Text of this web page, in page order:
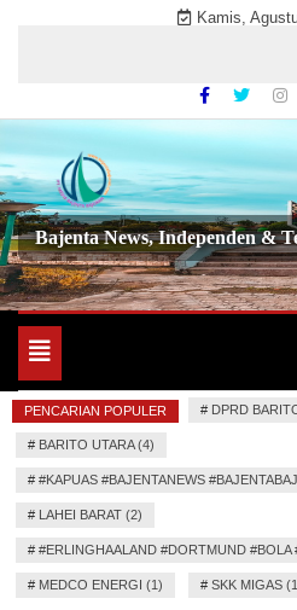
Kamis,
Bajenta News, Independen &
Toggle
navigation
PENCARIAN POPULER # DPRD
# BARITO UTARA (4)
# #KAPUAS #BAJENTANEWS
# LAHEI BARAT (2)
# #ERLINGHAALAND #DORTMUND #BOLA
# MEDCO ENERGI (1) # SKK MIGAS